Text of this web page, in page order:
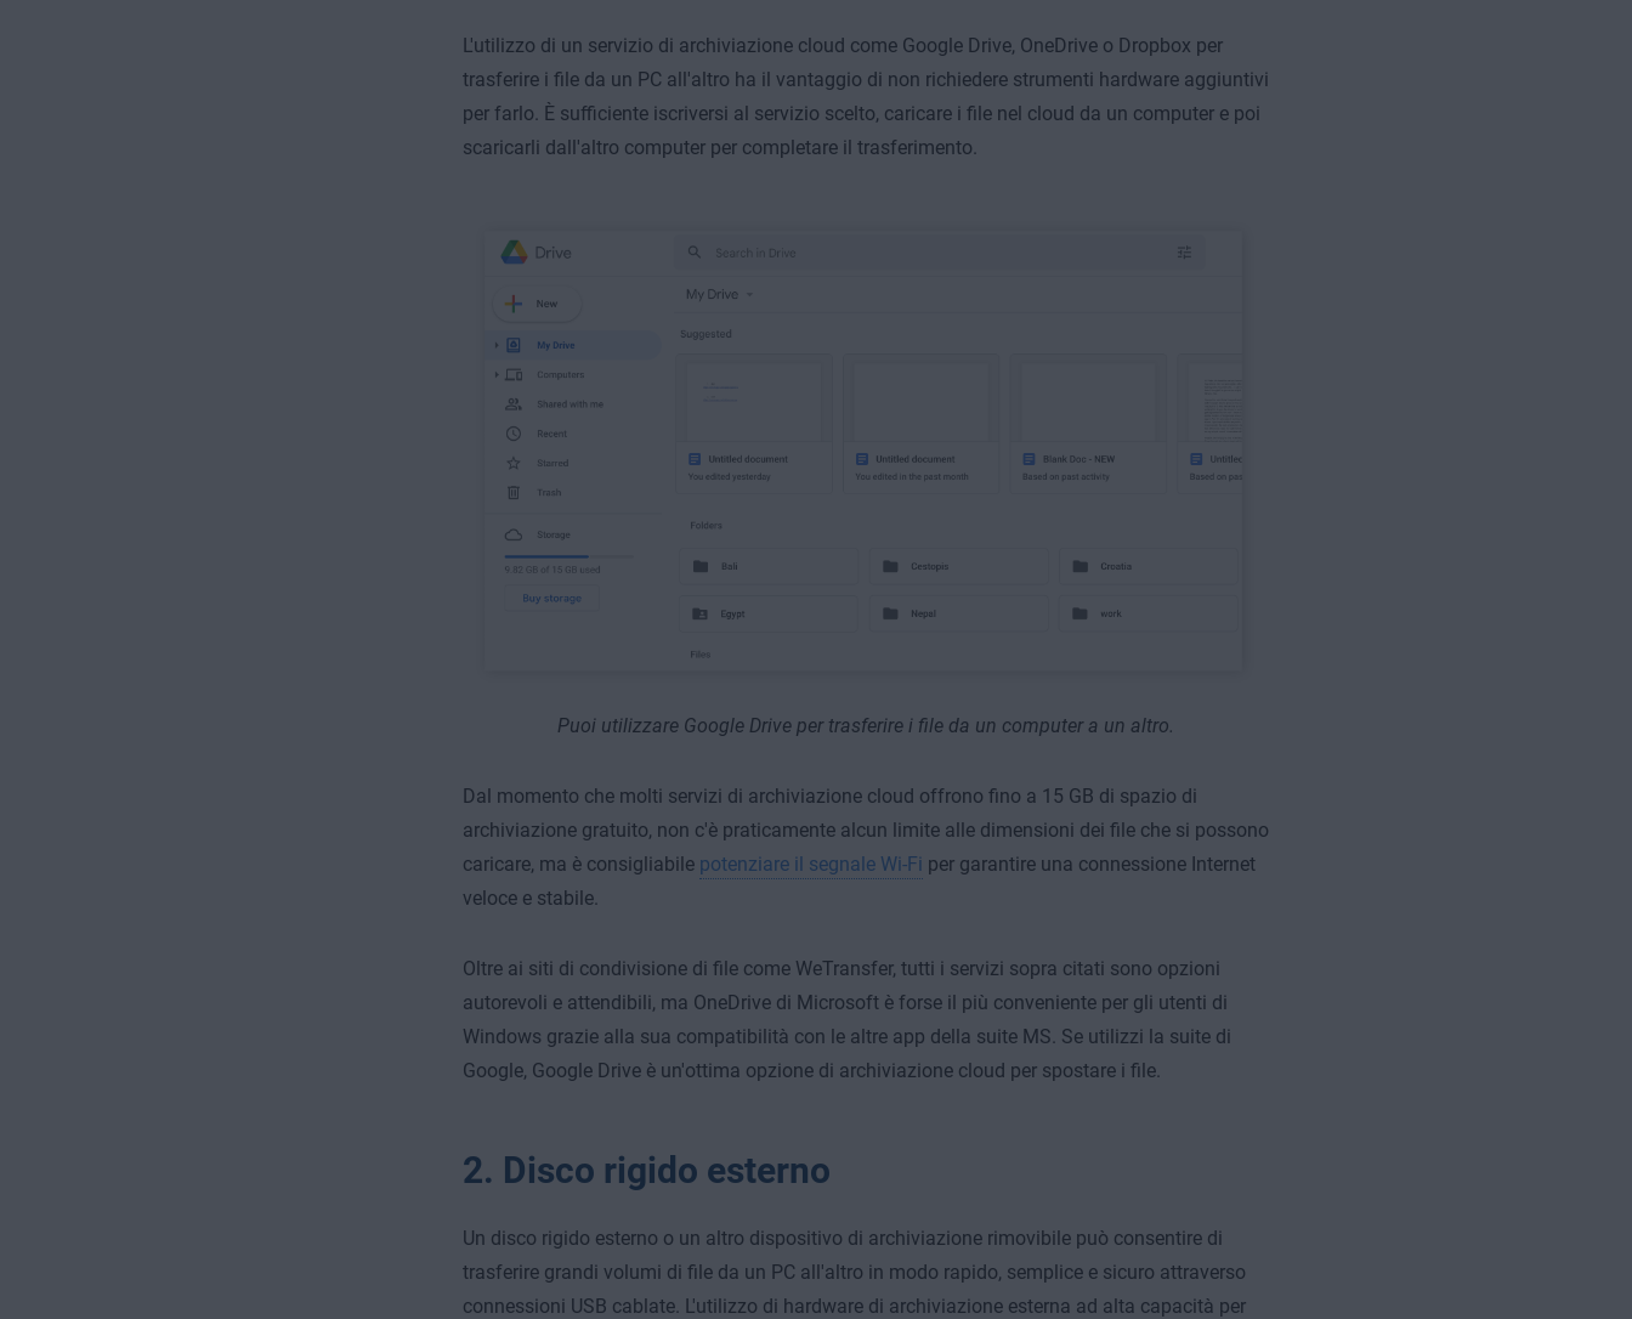
L'utilizzo di un servizio di archiviazione cloud come Google Drive, OneDrive o Dropbox per
trasferire i file da un PC all'altro ha il vantaggio di non richiedere strumenti hardware aggiuntivi
per farlo. È sufficiente iscriversi al servizio scelto, caricare i file nel cloud da un computer e poi
scaricarli dall'altro computer per completare il trasferimento.
Puoi utilizzare Google Drive per trasferire i file da un computer a un altro.
Dal momento che molti servizi di archiviazione cloud offrono fino a 15 GB di spazio di
archiviazione gratuito, non c'è praticamente alcun limite alle dimensioni dei file che si possono
caricare, ma è consigliabile potenziare il segnale Wi-Fi per garantire una connessione Internet
veloce e stabile.
Oltre ai siti di condivisione di file come WeTransfer, tutti i servizi sopra citati sono opzioni
autorevoli e attendibili, ma OneDrive di Microsoft è forse il più conveniente per gli utenti di
Windows grazie alla sua compatibilità con le altre app della suite MS. Se utilizzi la suite di
Google, Google Drive è un'ottima opzione di archiviazione cloud per spostare i file.
2. Disco rigido esterno
Un disco rigido esterno o un altro dispositivo di archiviazione rimovibile può consentire di
trasferire grandi volumi di file da un PC all'altro in modo rapido, semplice e sicuro attraverso
connessioni USB cablate. L'utilizzo di hardware di archiviazione esterna ad alta capacità per